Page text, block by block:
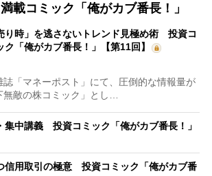
載コミック「俺がカブ番長！」
り時」を逃さないトレンド見極め術 投資コ
ク「俺がカブ番長！」【第11回】
「マネーポスト」にて、圧倒的な情報量が
敵の株コミック」とし…
集中講義 投資コミック「俺がカブ番長！」
信用取引の極意 投資コミック「俺がカブ番